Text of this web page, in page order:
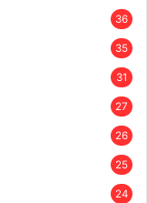
36
35
31
27
26
25
24